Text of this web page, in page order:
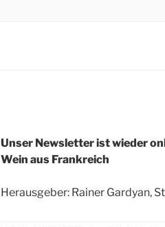
Unser Newsletter ist wieder
Wein aus Frankreich
Herausgeber: Rainer Gardyan,